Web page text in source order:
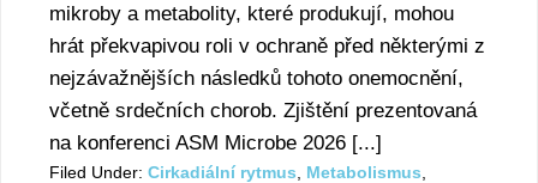
mikroby a metabolity, které produkují, mohou
hrát překvapivou roli v ochraně před některými z
nejzávažnějších následků tohoto onemocnění,
včetně srdečních chorob. Zjištění prezentovaná
na konferenci ASM Microbe 2026 [...]
Filed Under: Cirkadiální rytmus Metabolismus